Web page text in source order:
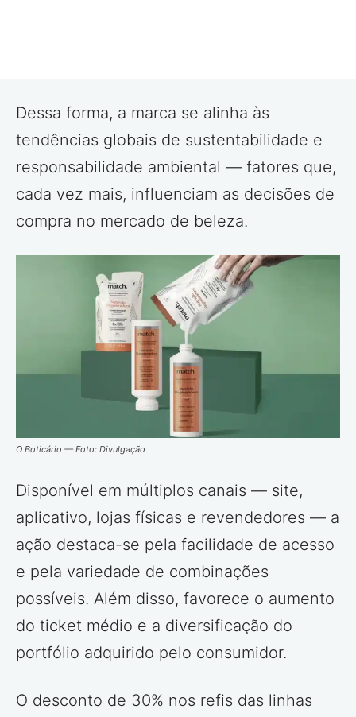
Dessa forma, a marca se alinha às
tendências globais de sustentabilidade e
responsabilidade ambiental — fatores que,
cada vez mais, influenciam as decisões de
compra no mercado de beleza.
O Boticário — Foto: Divulgação
Disponível em múltiplos canais — site,
aplicativo, lojas físicas e revendedores — a
ação destaca-se pela facilidade de acesso
e pela variedade de combinações
possíveis. Além disso, favorece o aumento
do ticket médio e a diversificação do
portfólio adquirido pelo consumidor.
O desconto de 30% nos refis das linhas